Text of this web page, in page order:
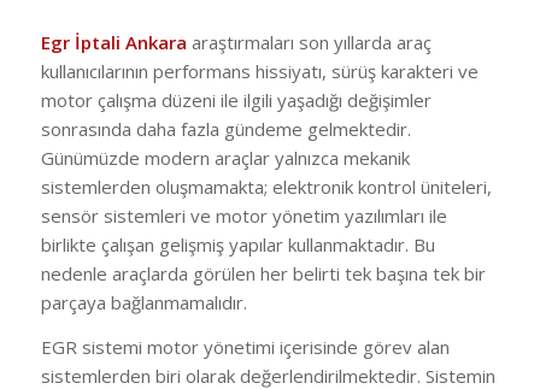
Egr İptali Ankara araştırmaları son yıllarda araç
kullanıcılarının performans hissiyatı, sürüş karakteri ve
motor çalışma düzeni ile ilgili yaşadığı değişimler
sonrasında daha fazla gündeme gelmektedir.
Günümüzde modern araçlar yalnızca mekanik
sistemlerden oluşmamakta; elektronik kontrol üniteleri,
sensör sistemleri ve motor yönetim yazılımları ile
birlikte çalışan gelişmiş yapılar kullanmaktadır. Bu
nedenle araçlarda görülen her belirti tek başına tek bir
parçaya bağlanmamalıdır.
EGR sistemi motor yönetimi içerisinde görev alan
sistemlerden biri olarak değerlendirilmektedir. Sistemin